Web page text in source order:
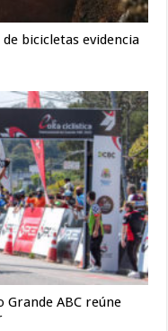
bicicletas evidencia
Grande ABC reúne